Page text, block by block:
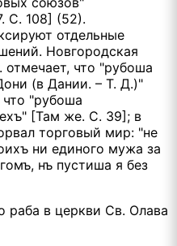
С. 108] (52).
отдельные
Новгородская
отмечает, что "рубоша
(в Дании. – Т. Д.)"
"рубоша
[Там же. С. 39]; в
торговый мир: "не
ни единого мужа за
нъ пустиша я без
раба в церкви Св. Олава